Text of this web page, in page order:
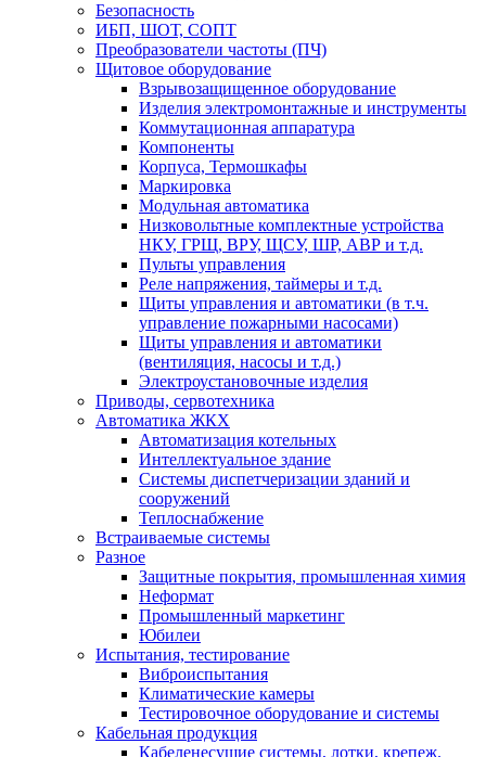
Безопасность
ИБП, ШОТ, СОПТ
Преобразователи частоты (ПЧ)
Щитовое оборудование
Взрывозащищенное оборудование
Изделия электромонтажные и инструменты
Коммутационная аппаратура
Компоненты
Корпуса, Термошкафы
Маркировка
Модульная автоматика
Низковольтные комплектные устройства
НКУ, ГРЩ, ВРУ, ЩСУ, ШР, АВР и т.д.
Пульты управления
Реле напряжения, таймеры и т.д.
Щиты управления и автоматики (в т.ч.
управление пожарными насосами)
Щиты управления и автоматики
(вентиляция, насосы и т.д.)
Электроустановочные изделия
Приводы, сервотехника
Автоматика ЖКХ
Автоматизация котельных
Интеллектуальное здание
Системы диспетчеризации зданий и
сооружений
Теплоснабжение
Встраиваемые системы
Разное
Защитные покрытия, промышленная химия
Неформат
Промышленный маркетинг
Юбилеи
Испытания, тестирование
Виброиспытания
Климатические камеры
Тестировочное оборудование и системы
Кабельная продукция
Кабеленесущие системы, лотки, крепеж.